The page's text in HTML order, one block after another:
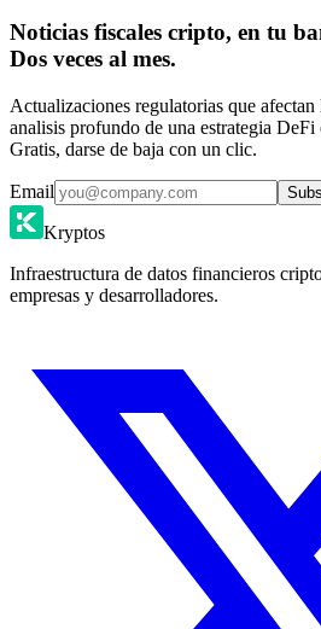
Noticias fiscales cripto, en tu
Dos veces al mes.
Actualizaciones regulatorias que afectan
analisis profundo de una estrategia
Gratis, darse de baja con un clic.
Email
Kryptos
Infraestructura de datos financieros
empresas y desarrolladores.